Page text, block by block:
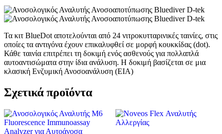
Τα κιτ BlueDot αποτελούνται από 24 νιτροκυτταρινικές ταινίες, στις
οποίες τα αντιγόνα έχουν επικαλυφθεί σε μορφή κουκκίδας (dot).
Κάθε ταινία επιτρέπει τη δοκιμή ενός ασθενούς για πολλαπλά
αυτοαντισώματα στην ίδια ανάλυση. Η δοκιμή βασίζεται σε μια
κλασική Ενζυμική Ανοσοανάλυση (EIA)
Σχετικά προϊόντα